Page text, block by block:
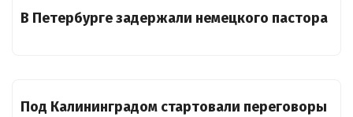
В Петербурге задержали немецкого пастора
Под Калининградом стартовали переговоры